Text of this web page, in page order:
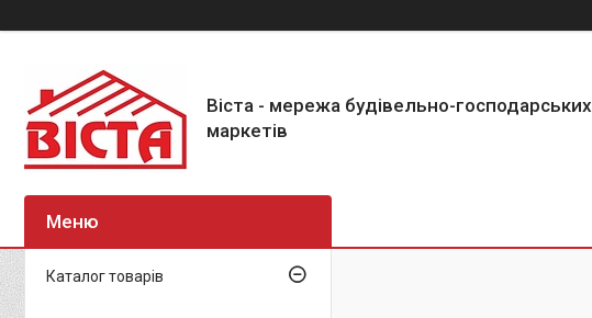
Віста - мережа будівельно-господарських
маркетів
Каталог товарів